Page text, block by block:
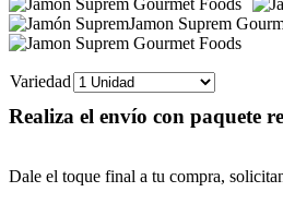
Variedad
Realiza el envío con paquete
Dale el toque final a tu compra,